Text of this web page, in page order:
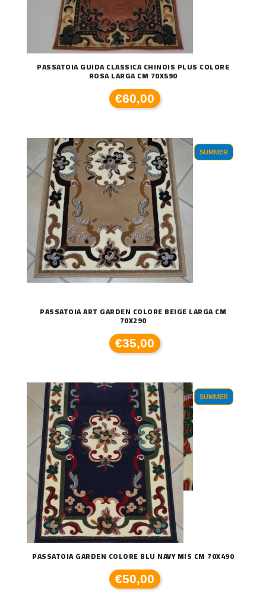
PASSATOIA GUIDA CLASSICA CHINOIS PLUS COLORE
ROSA LARGA CM 70X590
€60,00
SUMMER
PASSATOIA ART GARDEN COLORE BEIGE LARGA CM
70X290
€35,00
SUMMER
PASSATOIA GARDEN COLORE BLU NAVY MIS CM 70X490
€50,00